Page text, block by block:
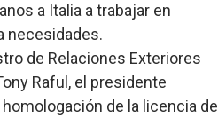
a Italia a trabajar en
necesidades.
de Relaciones Exteriores
Raful, el presidente
de la licencia de